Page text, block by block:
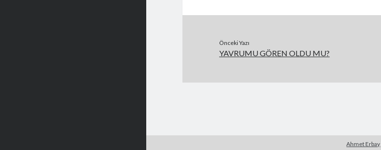
Önceki Yazı
YAVRUMU GÖREN OLDU MU?
Ahmet Erbay